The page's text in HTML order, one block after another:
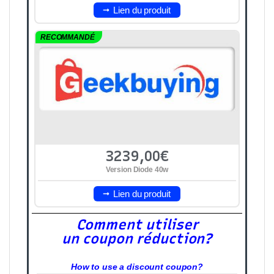
Lien du produit
RECOMMANDÉ
3239,00€
Version Diode 40w
Lien du produit
Comment utiliser
un coupon réduction?
How to use a discount coupon?